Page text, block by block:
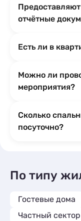
отчётные
Есть ли в
Можно ли
мероприятия?
Сколько
посуточно?
По типу
Гостевые дома
Частный сектор